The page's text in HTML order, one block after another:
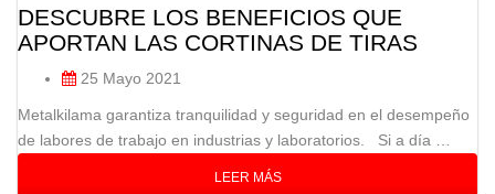
DESCUBRE LOS BENEFICIOS QUE
APORTAN LAS CORTINAS DE TIRAS
25 Mayo 2021
Metalkilama garantiza tranquilidad y seguridad en el desempeño
de labores de trabajo en industrias y laboratorios. Si a día …
LEER MÁS